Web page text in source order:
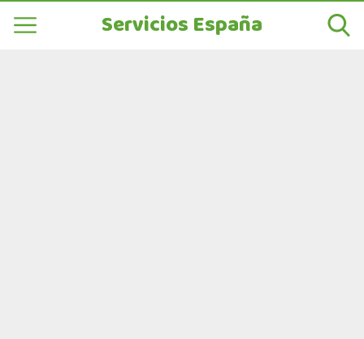
Servicios España